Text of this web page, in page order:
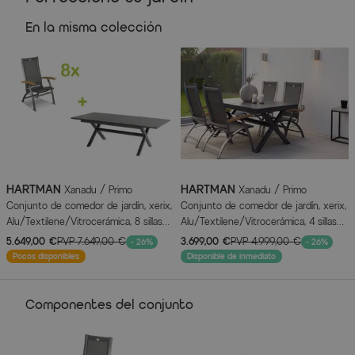
Características del artículo
Valores
Color Schwarz
Información del fabricante
En la misma colección
HARTMAN Xanadu / Primo
Conjunto de comedor de jardín, xerix,
Alu/Textilene/Vitrocerámica, 8 sillas
plegables, 160/220x100cm, Función
extensible
5.649,00 €PVP7.649,00 € - 26%
Pocos disponibles
HARTMAN Xanadu / Primo
Conjunto de comedor de jardín, xerix,
Alu/Textilene/Vitrocerámica, 4 sillas
plegables, 160/220x100cm, función
extensible
3.699,00 €PVP4.999,00 € - 26%
Disponible de inmediato
Componentes del conjunto